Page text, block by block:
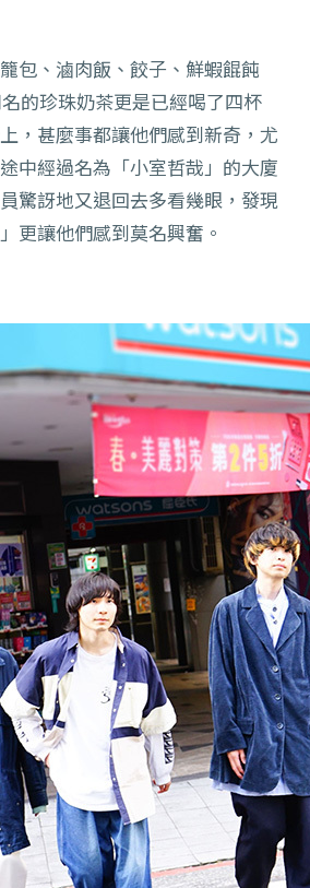
包、滷肉飯、餃子、鮮蝦餛飩
的珍珠奶茶更是已經喝了四杯
，甚麼事都讓他們感到新奇，尤
中經過名為「小室哲哉」的大廈
驚訝地又退回去多看幾眼，發現
更讓他們感到莫名興奮。